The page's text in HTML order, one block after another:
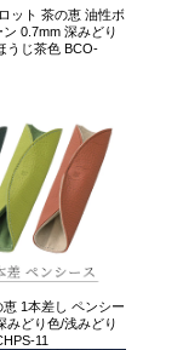
ット 茶の恵 油性ボ
0.7mm 深みどり
うじ茶色 BCO-
1本差し ペンシー
みどり色/浅みどり
11